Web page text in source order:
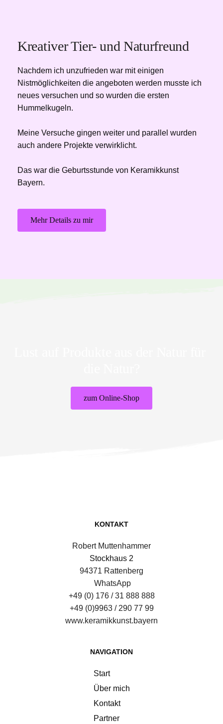
Kreativer Tier- und Naturfreund
Nachdem ich unzufrieden war mit einigen
Nistmöglichkeiten die angeboten werden musste ich
neues versuchen und so wurden die ersten
Hummelkugeln.
Meine Versuche gingen weiter und parallel wurden
auch andere Projekte verwirklicht.
Das war die Geburtsstunde von Keramikkunst
Bayern.
Mehr Details zu mir
zum Online-Shop
KONTAKT
Robert Muttenhammer
Stockhaus 2
94371 Rattenberg
WhatsApp
+49 (0) 176 / 31 888 888
+49 (0)9963 / 290 77 99
www.keramikkunst.bayern
NAVIGATION
Start
Über mich
Kontakt
Partner